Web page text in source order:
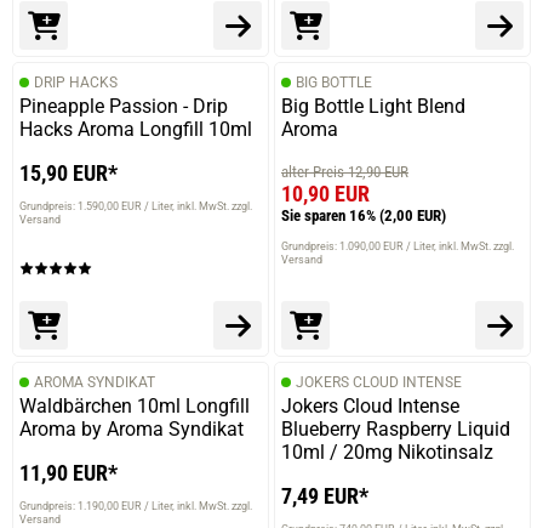
DRIP HACKS
Pineapple Passion - Drip
Hacks Aroma Longfill 10ml
15,90 EUR*
Grundpreis: 1.590,00 EUR / Liter inkl. MwSt. zzgl.
Versand
BIG BOTTLE
Big Bottle Light Blend
Aroma
alter Preis 12,90 EUR
10,90 EUR
Sie sparen 16% (2,00 EUR)
Grundpreis: 1.090,00 EUR / Liter inkl. MwSt. zzgl.
Versand
AROMA SYNDIKAT
Waldbärchen 10ml Longfill
Aroma by Aroma Syndikat
11,90 EUR*
Grundpreis: 1.190,00 EUR / Liter inkl. MwSt. zzgl.
Versand
JOKERS CLOUD INTENSE
Jokers Cloud Intense
Blueberry Raspberry Liquid
10ml / 20mg Nikotinsalz
7,49 EUR*